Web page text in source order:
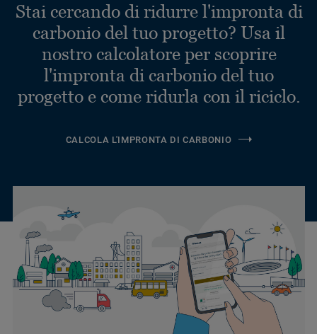
Stai cercando di ridurre l'impronta di
carbonio del tuo progetto? Usa il
nostro calcolatore per scoprire
l'impronta di carbonio del tuo
progetto e come ridurla con il riciclo.
CALCOLA L'IMPRONTA DI CARBONIO